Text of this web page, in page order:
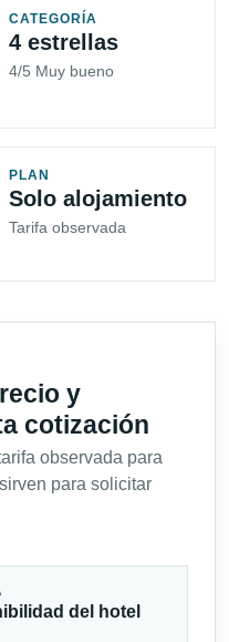
CATEGORÍA
4 estrellas
4/5 Muy bueno
PLAN
Solo alojamiento
Tarifa observada
y
cotización
observada para
para solicitar
del hotel